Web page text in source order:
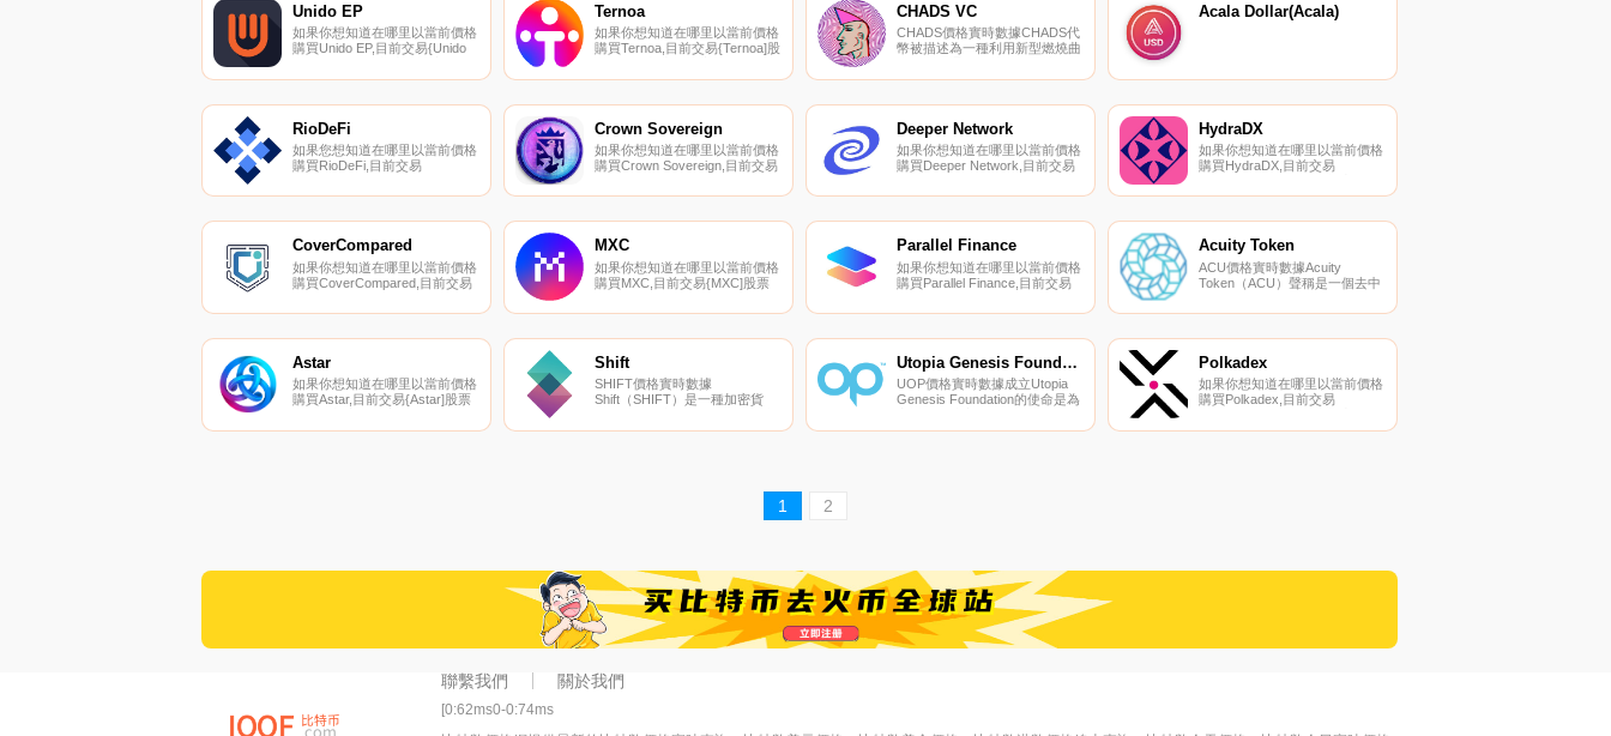
推動教育和參與Polkadot生態系
統,同時為即將到來的項目提供
收入和營銷機會.
Crab主要為達爾文主義提供了
一個模擬環境；s的升級和應用
程序部署,執行各種激進的實驗.
率,該平臺是按規模構建的。{二
進制}-；最先進的ETF分析軟件
分析和組合加密資產,實現最大
盈利.
一家基礎設施即服務提供商,構
建Polkadot網絡發展所需的專業
Unido EP
如果你想知道在哪里以當前價格
購買Unido EP,目前交易{Unido
是Gate.io、Bibox和
找到其他列表.
Ternoa
如果你想知道在哪里以當前價格
購買Ternoa,目前交易{Ternoa]股
ByCAPSt、Gate.io、
在我們的加密貨幣交易所頁面上
找到其他列表.
CHADS VC
CHADS價格實時數據CHADS代
幣被描述為一種利用新型燃燒曲
驗。用戶出售或轉讓CHADS的
Acala Dollar(Acala)
RioDeFi
如果您想知道在哪里以當前價格
購買RioDeFi,目前交易
加密貨幣交易所是OKX、
貨幣交易所頁面上找到其他交易
所。Rio DeFi是一家區塊鏈技術
公司.
Crown Sovereign
如果你想知道在哪里以當前價格
購買Crown Sovereign,目前交易
加密貨幣交易所是HitBTC和
他列表.
Deeper Network
如果你想知道在哪里以當前價格
購買Deeper Network,目前交易
密貨幣交易所是CoinTiger、
幣交易所頁面上找到其他列表.
HydraDX
如果你想知道在哪里以當前價格
購買HydraDX,目前交易
交易所是Kraken。您可以在我
密資產實現無摩擦流動性,并建
立一個開放、中立和自主的流動
性協議.
CoverCompared
如果你想知道在哪里以當前價格
購買CoverCompared,目前交易
密貨幣交易所是MEXC。您可以
MXC
如果你想知道在哪里以當前價格
購買MXC,目前交易{MXC]股票
CoinW、Bitget、Hotcoin Global
表.
Parallel Finance
如果你想知道在哪里以當前價格
購買Parallel Finance,目前交易
密貨幣交易所是Kraken。您可
Acuity Token
ACU價格實時數據Acuity
Token（ACU）聲稱是一個去中
臺,具有現代集中式平臺的所有
與。它在各個級別都是完全可編
程的。它是一種用于互聯內容應
用程序的協議,賦予個人權力.
Astar
如果你想知道在哪里以當前價格
購買Astar,目前交易{Astar]股票
Binance、OKX、Deepcoin、
Shift
SHIFT價格實時數據
Shift（SHIFT）是一種加密貨
已知的Shift價格為0.65000489美
Utopia Genesis Foundation
UOP價格實時數據成立Utopia
Genesis Foundation的使命是為
的流程來跟蹤、處理和標記版
Polkadex
如果你想知道在哪里以當前價格
購買Polkadex,目前交易
交易所是KuCoin、Gate.io、
1 2
聯繫我們 關於我們
[0:62ms0-0:74ms